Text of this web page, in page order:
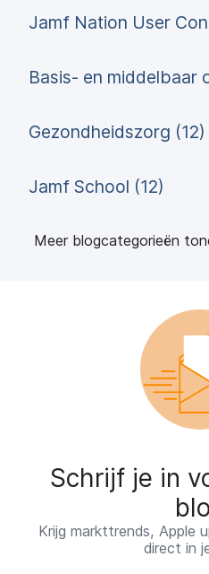
Jamf Nation User
Basis- en middelbaar
Gezondheidszorg (12)
Jamf School (12)
Meer blogcategorieën
Schrijf je in
Krijg markttrends, Apple
direct in